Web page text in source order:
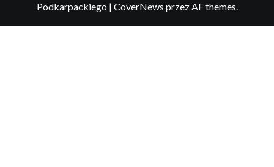
Podkarpackiego | CoverNews przez AF themes.